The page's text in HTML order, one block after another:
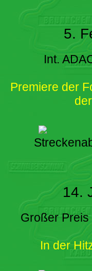
5.
Int.
Premiere der
14.
Großer
In der